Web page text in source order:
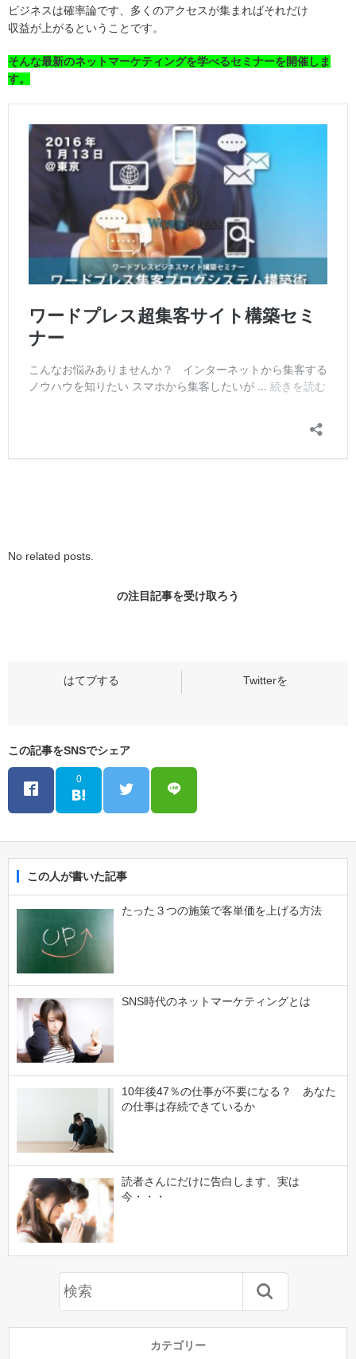
ビジネスは確率論です、多くのアクセスが集まればそれだけ
収益が上がるということです。
そんな最新のネットマーケティングを学べるセミナーを開催しま
す。
No related posts.
の注目記事を受け取ろう
この記事をSNSでシェア
0
この人が書いた記事
たった３つの施策で客単価を上げる方法
SNS時代のネットマーケティングとは
10年後47％の仕事が不要になる？ あなた
の仕事は存続できているか
読者さんにだけに告白します、実は
今・・・
カテゴリー